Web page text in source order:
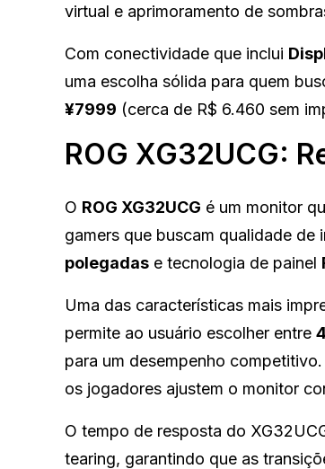
virtual e aprimoramento de
Com conectividade que inclui
uma escolha sólida para quem
¥7999 (cerca de R$ 6.460 sem
ROG XG32UCG:
O ROG XG32UCG é um monitor
gamers que buscam qualidade de
polegadas e tecnologia de painel
Uma das características mais
permite ao usuário escolher entre
para um desempenho
os jogadores ajustem o monitor
O tempo de resposta do
tearing, garantindo que as